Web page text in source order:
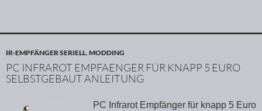
IR-EMPFÄNGER SERIELL,MODDING
PC INFRAROT EMPFAENGER FÜR KNAPP 5 EURO
SELBSTGEBAUT ANLEITUNG
PC Infrarot Empfänger für knapp 5 Euro